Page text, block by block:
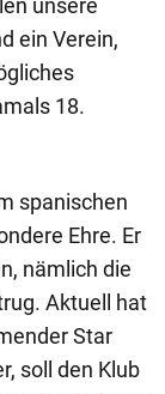
unsere
ein Verein,
18.
spanischen
Ehre. Er
nämlich die
Aktuell hat
Star
soll den Klub